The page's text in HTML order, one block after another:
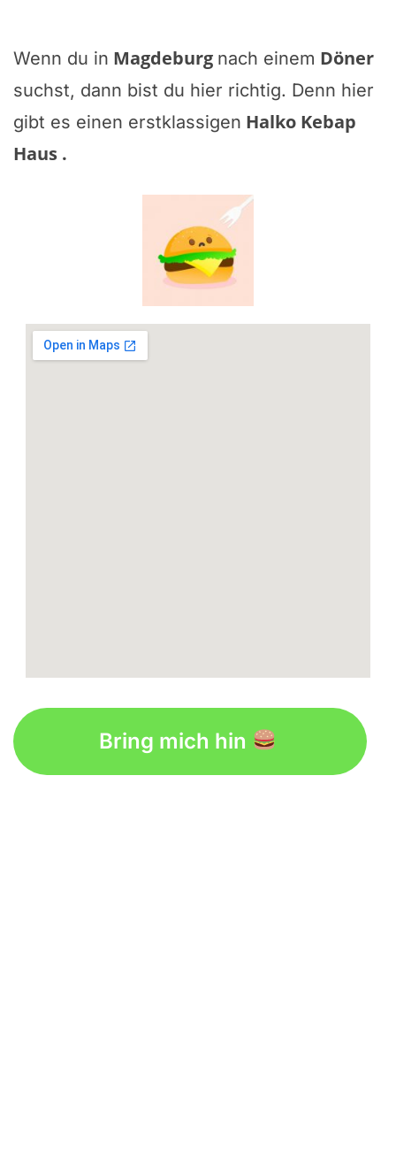
Wenn du in Magdeburg nach einem Döner
suchst, dann bist du hier richtig. Denn hier
gibt es einen erstklassigen Halko Kebap
Haus .
Bring mich hin